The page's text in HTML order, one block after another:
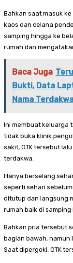
Bahkan saat masuk
kaos dan celana
samping hingga ke
rumah dan
Baca Juga
Bukti, Data
Nama
Ini membuat keluarga
tidak buka klinik
sakit, OTK tersebut
terdakwa.
Hanya berselang
seperti sehari
ditutup dan langsung
rumah baik di
Bahkan pria tersebut
bagian bawah,
Saat dipergoki, OTK